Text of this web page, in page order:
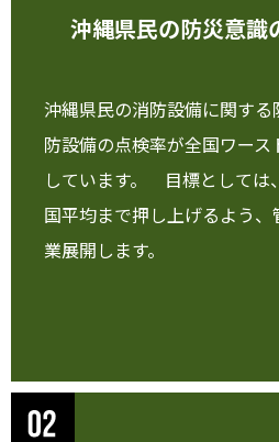
沖縄県民の防災意識
沖縄県民の消防設備に関す
防設備の点検率が全国ワー
しています。 目標としては
国平均まで押し上げるよう
業展開します。